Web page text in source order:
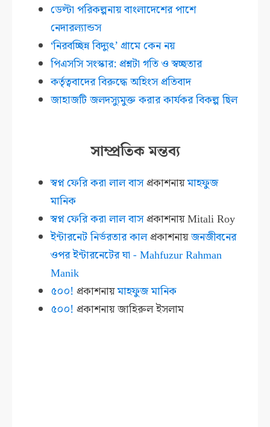
ডেল্টা পরিকল্পনায় বাংলাদেশের পাশে
নেদারল্যান্ডস
‘নিরবচ্ছিন্ন বিদ্যুৎ’ গ্রামে কেন নয়
পিএসসি সংস্কার: প্রশ্নটা গতি ও স্বচ্ছতার
কর্তৃত্ববাদের বিরুদ্ধে অহিংস প্রতিবাদ
জাহাজটি জলদস্যুমুক্ত করার কার্যকর বিকল্প ছিল
সাম্প্রতিক মন্তব্য
স্বপ্ন ফেরি করা লাল বাসপ্রকাশনায়মাহফুজ
মানিক
স্বপ্ন ফেরি করা লাল বাসপ্রকাশনায়Mitali Roy
ইন্টারনেট নির্ভরতার কালপ্রকাশনায়জনজীবনের
ওপর ইন্টারনেটের ঘা - Mahfuzur Rahman
Manik
৫০০! প্রকাশনায়মাহফুজ মানিক
৫০০! প্রকাশনায়জাহিরুল ইসলাম